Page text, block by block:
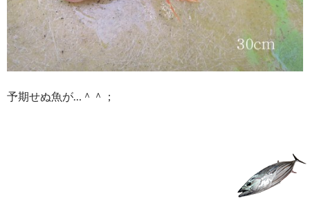
予期せぬ魚が…＾＾；